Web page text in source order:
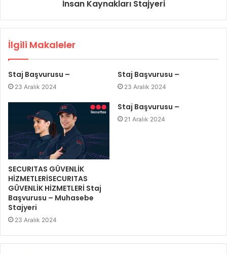
İnsan Kaynakları Stajyeri
İlgili Makaleler
Staj Başvurusu –
23 Aralık 2024
Staj Başvurusu –
23 Aralık 2024
SECURITAS GÜVENLİK
HİZMETLERİSECURITAS
GÜVENLİK HİZMETLERİ Staj
Başvurusu – Muhasebe
Stajyeri
23 Aralık 2024
Staj Başvurusu –
21 Aralık 2024